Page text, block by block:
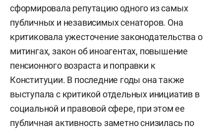
сформировала репутацию одного из самых
публичных и независимых сенаторов. Она
критиковала ужесточение законодательства о
митингах, закон об иноагентах, повышение
пенсионного возраста и поправки к
Конституции. В последние годы она также
выступала с критикой отдельных инициатив в
социальной и правовой сфере, при этом ее
публичная активность заметно снизилась по